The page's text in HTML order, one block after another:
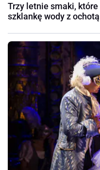
Trzy letnie smaki,
szklankę wody z ochotą